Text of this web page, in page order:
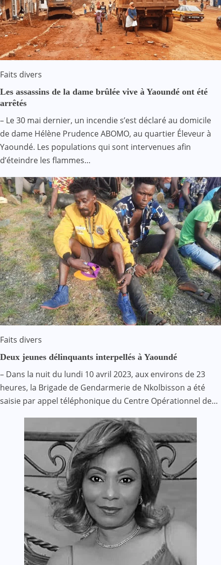
Faits divers
Les assassins de la dame brûlée vive à Yaoundé ont été
arrêtés
– Le 30 mai dernier, un incendie s’est déclaré au domicile
de dame Hélène Prudence ABOMO, au quartier Éleveur à
Yaoundé. Les populations qui sont intervenues afin
d’éteindre les flammes…
Faits divers
Deux jeunes délinquants interpellés à Yaoundé
– Dans la nuit du lundi 10 avril 2023, aux environs de 23
heures, la Brigade de Gendarmerie de Nkolbisson a été
saisie par appel téléphonique du Centre Opérationnel de…